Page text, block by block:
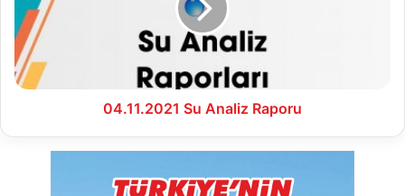
04.11.2021 Su Analiz Raporu